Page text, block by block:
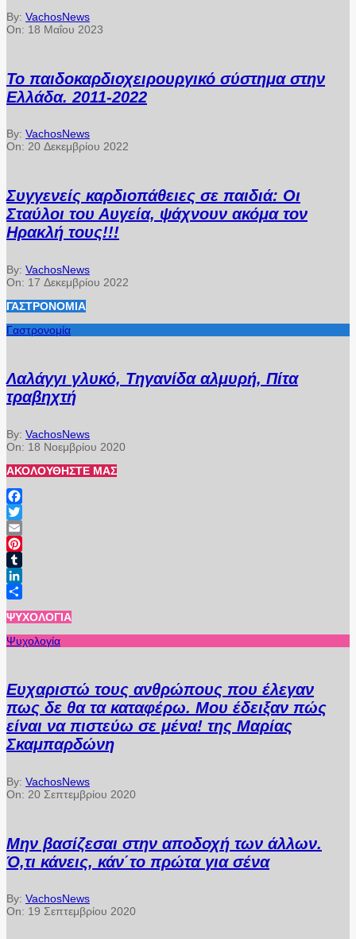
By: VachosNews
On: 18 Μαΐου 2023
Το παιδοκαρδιοχειρουργικό σύστημα στην
Ελλάδα. 2011-2022
By: VachosNews
On: 20 Δεκεμβρίου 2022
Συγγενείς καρδιοπάθειες σε παιδιά: Οι
Σταύλοι του Αυγεία, ψάχνουν ακόμα τον
Ηρακλή τους!!!
By: VachosNews
On: 17 Δεκεμβρίου 2022
ΓΑΣΤΡΟΝΟΜΊΑ
Γαστρονομία
Λαλάγγι γλυκό, Τηγανίδα αλμυρή, Πίτα
τραβηχτή
By: VachosNews
On: 18 Νοεμβρίου 2020
ΑΚΟΛΟΥΘΉΣΤΕ ΜΑΣ
Facebook
Twitter
Email
Pinterest
Tumblr
LinkedIn
ΨΥΧΟΛΟΓΊΑ
Ψυχολογία
Ευχαριστώ τους ανθρώπους που έλεγαν
πως δε θα τα καταφέρω. Μου έδειξαν πώς
είναι να πιστεύω σε μένα! της Μαρίας
Σκαμπαρδώνη
By: VachosNews
On: 20 Σεπτεμβρίου 2020
Μην βασίζεσαι στην αποδοχή των άλλων.
Ό,τι κάνεις, κάν΄το πρώτα για σένα
By: VachosNews
On: 19 Σεπτεμβρίου 2020